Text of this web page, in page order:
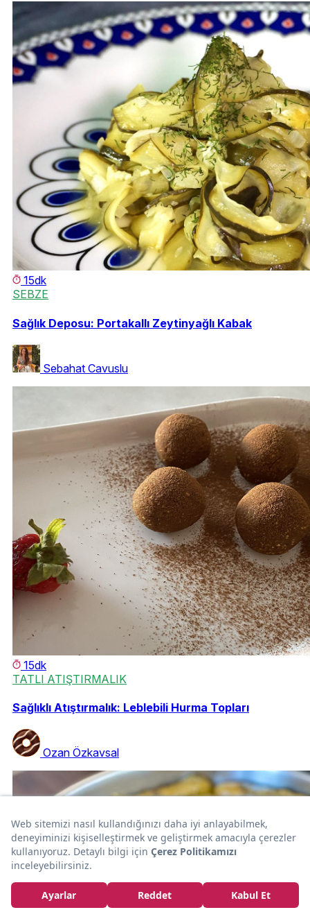
15dk
SEBZE
Sağlık Deposu: Portakallı Zeytinyağlı Kabak
Sebahat Cavuslu
15dk
TATLI ATIŞTIRMALIK
Sağlıklı Atıştırmalık: Leblebili Hurma Topları
Ozan Özkavsal